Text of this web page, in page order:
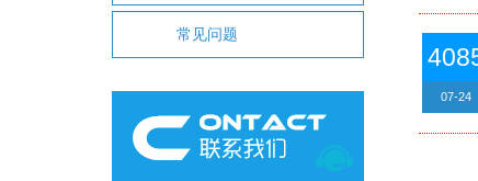
常见问题
07-24